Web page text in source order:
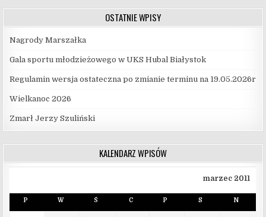
OSTATNIE WPISY
Nagrody Marszałka
Gala sportu młodzieżowego w UKS Hubal Białystok
Regulamin wersja ostateczna po zmianie terminu na 19.05.2026r
Wielkanoc 2026
Zmarł Jerzy Szuliński
KALENDARZ WPISÓW
marzec 2011
P W Ś C P S N